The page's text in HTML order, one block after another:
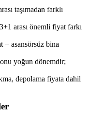
taşımadan farklı
arası önemli fiyat farkı
+ asansörsüz bina
yoğun dönemdir;
depolama fiyata dahil